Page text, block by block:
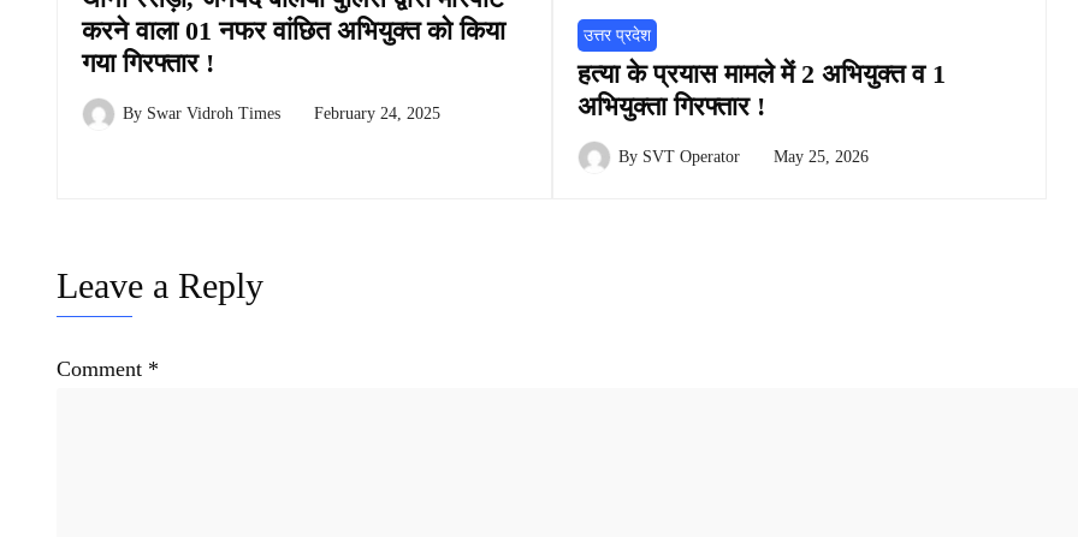
करने वाला 01 नफर वांछित अभियुक्त को किया
गया गिरफ्तार !
By Swar Vidroh Times February 24, 2025
उत्तर प्रदेश
हत्या के प्रयास मामले में 2 अभियुक्त व 1
अभियुक्ता गिरफ्तार !
By SVT Operator May 25, 2026
Leave a Reply
Comment *